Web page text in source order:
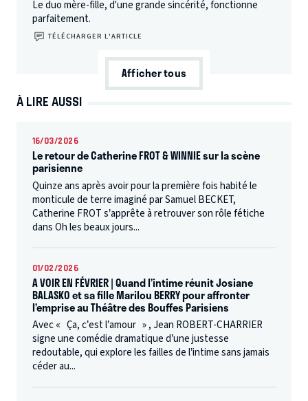
Le duo mère-fille, d'une grande sincérité, fonctionne
parfaitement.
TÉLÉCHARGER L’ARTICLE
Afficher tous
À LIRE AUSSI
16/03/2026
Le retour de Catherine FROT & WINNIE sur la scène
parisienne
Quinze ans après avoir pour la première fois habité le
monticule de terre imaginé par Samuel BECKET,
Catherine FROT s’apprête à retrouver son rôle fétiche
dans Oh les beaux jours...
01/02/2026
A VOIR EN FÉVRIER | Quand l’intime réunit Josiane
BALASKO et sa fille Marilou BERRY pour affronter
l’emprise au Théâtre des Bouffes Parisiens
Avec « Ça, c’est l’amour » , Jean ROBERT-CHARRIER
signe une comédie dramatique d’une justesse
redoutable, qui explore les failles de l’intime sans jamais
céder au...